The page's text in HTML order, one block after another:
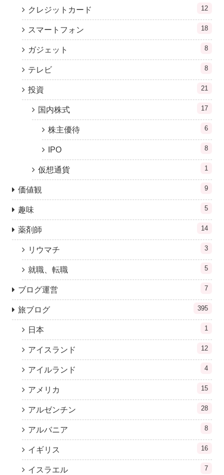
クレジットカード 12
スマートフォン 18
ガジェット 8
テレビ 8
投資 21
国内株式 17
株主優待 6
IPO 8
仮想通貨 1
価値観 9
趣味 5
薬剤師 14
リウマチ 3
就職、転職 5
ブログ運営 7
旅ブログ 395
日本 1
アイスランド 12
アイルランド 4
アメリカ 15
アルゼンチン 28
アルバニア 8
イギリス 16
イスラエル 7